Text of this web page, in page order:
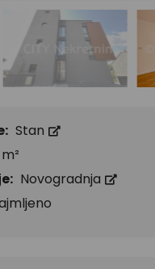
Stan
Novogradnja